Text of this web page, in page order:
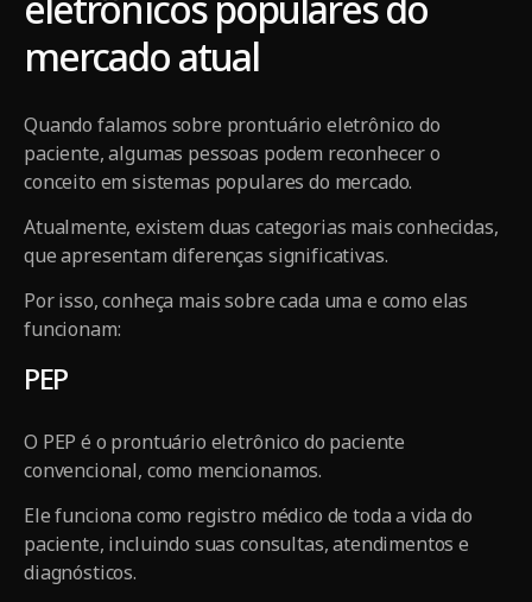
mercado atual
Quando falamos sobre prontuário eletrônico do
paciente, algumas pessoas podem reconhecer o
conceito em sistemas populares do mercado.
Atualmente, existem duas categorias mais conhecidas,
que apresentam diferenças significativas.
Por isso, conheça mais sobre cada uma e como elas
funcionam:
PEP
O PEP é o prontuário eletrônico do paciente
convencional, como mencionamos.
Ele funciona como registro médico de toda a vida do
paciente, incluindo suas consultas, atendimentos e
diagnósticos.